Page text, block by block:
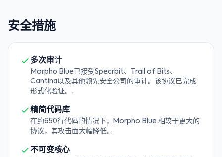
安全措施
多次审计
Morpho Blue已接受Spearbit、Trail of Bits、
Cantina以及其他领先安全公司的审计。该协议已完成
形式化验证。.
精简代码库
在约650行代码的情况下，Morpho Blue 相较于更大的
协议，其攻击面大幅降低。.
不可变核心